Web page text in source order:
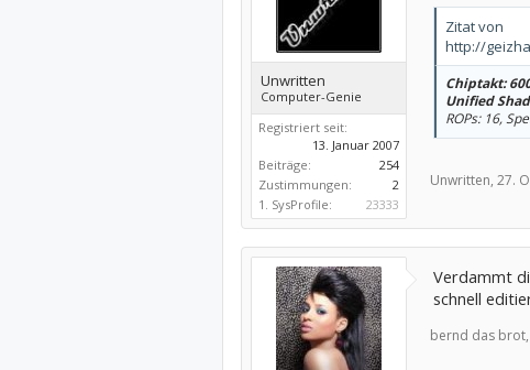
Unwritten
Computer-Genie
Registriert seit:
13. Januar 2007
Beiträge:
254
Zustimmungen:
2
1. SysProfile:
23333
Zitat von
http://
Chiptakt:
Unified
ROPs: 16,
Unwritten, 27.
Verdammt
schnell
bernd das brot,